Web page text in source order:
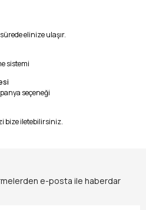
elinize ulaşır.
sistemi
seçeneği
bize iletebilirsiniz.
e-posta ile haberdar